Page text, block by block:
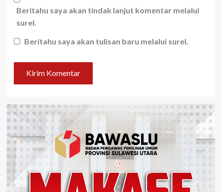
Beritahu saya akan tindak lanjut komentar melalui
surel.
Beritahu saya akan tulisan baru melalui surel.